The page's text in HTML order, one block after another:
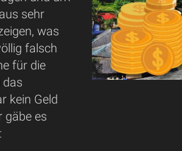
sehr
was
falsch
für die
das
kein Geld
gäbe es